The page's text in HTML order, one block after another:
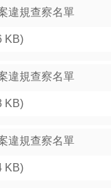
違規查察名單
KB)
違規查察名單
KB)
違規查察名單
KB)